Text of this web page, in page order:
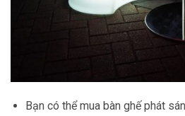
Bạn có thể mua bàn ghế phát